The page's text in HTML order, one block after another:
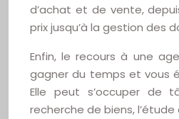
d’achat et de vente,
prix jusqu’à la gestion des
Enfin, le recours à une
gagner du temps et vous
Elle peut s’occuper de
recherche de biens,